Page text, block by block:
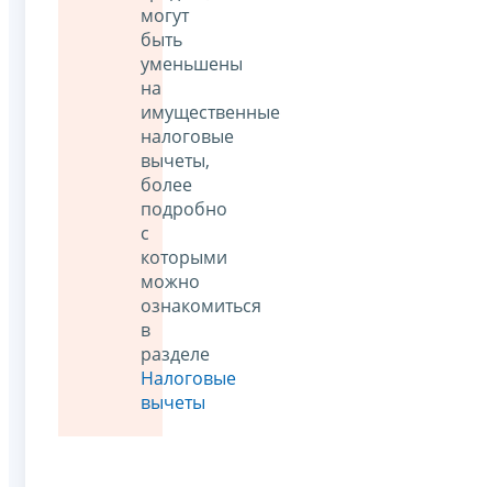
могут
быть
уменьшены
на
имущественные
налоговые
вычеты,
более
подробно
с
которыми
можно
ознакомиться
в
разделе
Налоговые
вычеты